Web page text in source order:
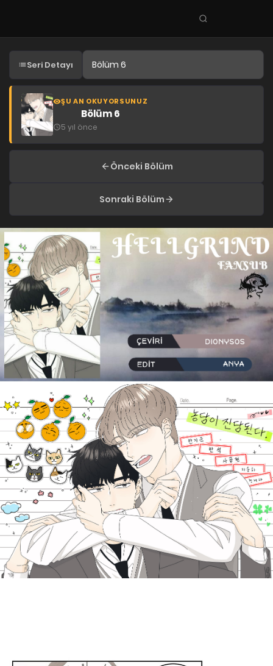
Seri
ara
KEŞFET
En Sevilenler
Trend Seriler
Tamamlanan Seriler
Planlanan Seriler
Yaoi
Yuri
Seri Detayı
ŞU AN OKUYORSUNUZ
Bölüm 6
5 yıl önce
Önceki Bölüm
Sonraki Bölüm